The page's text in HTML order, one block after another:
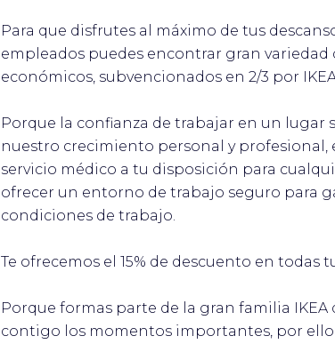
Para que disfrutes al máximo de tus
empleados puedes encontrar gran
económicos, subvencionados en 2/3 por
Porque la confianza de trabajar en un lugar
nuestro crecimiento personal y profesional,
servicio médico a tu disposición para
ofrecer un entorno de trabajo seguro para
condiciones de trabajo.
Te ofrecemos el 15% de descuento en todas
Porque formas parte de la gran familia
contigo los momentos importantes, por ello